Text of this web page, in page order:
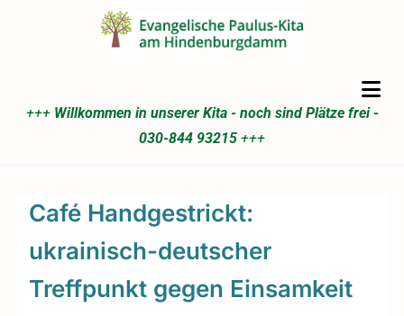
+++ Willkommen in unserer Kita - noch sind Plätze frei -
030-844 93215 +++
Café Handgestrickt:
ukrainisch-deutscher
Treffpunkt gegen Einsamkeit